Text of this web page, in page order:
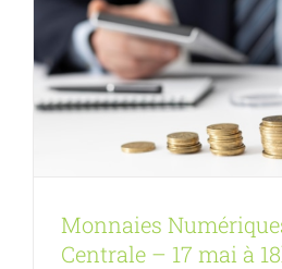
Monnaies
Centrale – 17 mai à